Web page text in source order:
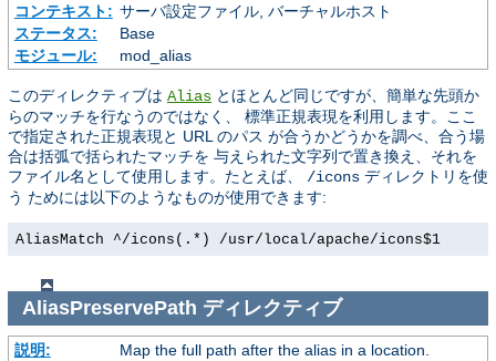
コンテキスト: サーバ設定ファイル, バーチャルホスト
ステータス:
Base
モジュール:
mod_alias
このディレクティブは Alias とほとんど同じですが、簡単な先頭か
らのマッチを行なうのではなく、 標準正規表現を利用します。ここ
で指定された正規表現と URL のパス が合うかどうかを調べ、合う場
合は括弧で括られたマッチを 与えられた文字列で置き換え、それを
ファイル名として使用します。たとえば、 /icons ディレクトリを使
う ためには以下のようなものが使用できます:
AliasMatch ^/icons(.*) /usr/local/apache/icons$1
AliasPreservePath ディレクティブ
説明:
Map the full path after the alias in a location.